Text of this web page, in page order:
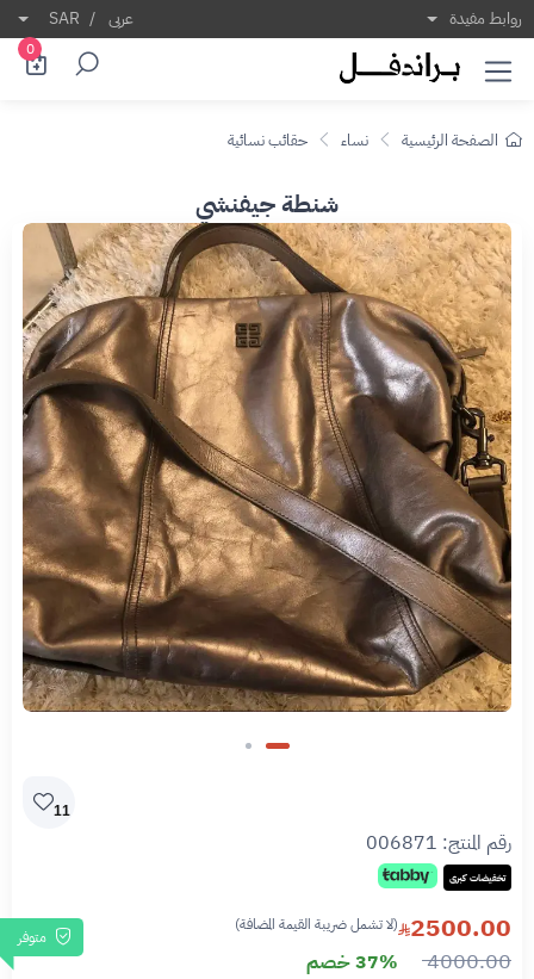
روابط مفيدة عربى /
SAR
0
الصفحة الرئيسية نساء حقائب نسائية
شنطة جيفنشي
11
رقم المنتج: 006871
تخفيضات كبرى
متوفر 2500.00 (لا تشمل ضريبة القيمة المضافة)
4000.00 37% خصم